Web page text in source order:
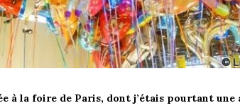
à la foire de Paris, dont j’étais pourtant